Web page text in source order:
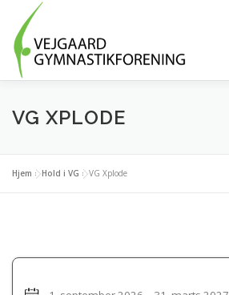
indhold
HOLD OG AKTIVITETER
OM FORENINGEN
VG XPLODE
Hjem »Hold i VG »VG Xplode